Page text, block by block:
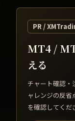
PR /
MT4 /
える
チャート確認・
ャレンジの反
を確認してくだ